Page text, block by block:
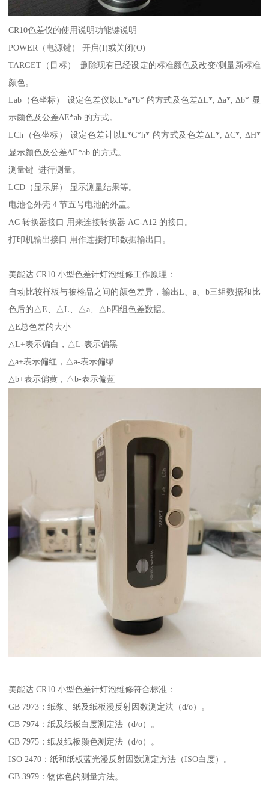
CR10色差仪的使用说明功能键说明
POWER（电源键） 开启(I)或关闭(O)
TARGET（目标） 删除现有已经设定的标准颜色及改变/测量新标准
颜色。
Lab（色坐标） 设定色差仪以L*a*b* 的方式及色差ΔL*, Δa*, Δb* 显
示颜色及公差ΔE*ab 的方式。
LCh（色坐标） 设定色差计以L*C*h* 的方式及色差ΔL*, ΔC*, ΔH*
显示颜色及公差ΔE*ab 的方式。
测量键 进行测量。
LCD（显示屏） 显示测量结果等。
电池仓外壳 4 节五号电池的外盖。
AC 转换器接口 用来连接转换器 AC-A12 的接口。
打印机输出接口 用作连接打印数据输出口。
美能达 CR10 小型色差计灯泡维修工作原理：
自动比较样板与被检品之间的颜色差异，输出L、a、b三组数据和比
色后的△E、△L、△a、△b四组色差数据。
△E总色差的大小
△L+表示偏白，△L-表示偏黑
△a+表示偏红，△a-表示偏绿
△b+表示偏黄，△b-表示偏蓝
美能达 CR10 小型色差计灯泡维修符合标准：
GB 7973：纸浆、纸及纸板漫反射因数测定法（d/o）。
GB 7974：纸及纸板白度测定法（d/o）。
GB 7975：纸及纸板颜色测定法（d/o）。
ISO 2470：纸和纸板蓝光漫反射因数测定方法（ISO白度）。
GB 3979：物体色的测量方法。